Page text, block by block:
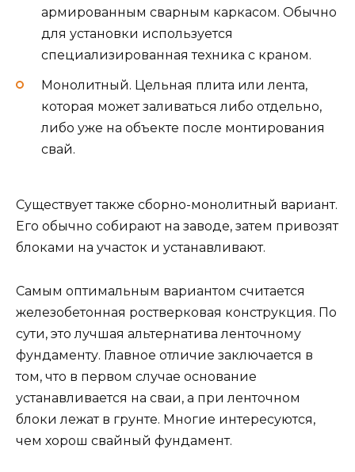
армированным сварным каркасом. Обычно
для установки используется
специализированная техника с краном.
Монолитный. Цельная плита или лента,
которая может заливаться либо отдельно,
либо уже на объекте после монтирования
свай.
Существует также сборно-монолитный вариант.
Его обычно собирают на заводе, затем привозят
блоками на участок и устанавливают.
Самым оптимальным вариантом считается
железобетонная ростверковая конструкция. По
сути, это лучшая альтернатива ленточному
фундаменту. Главное отличие заключается в
том, что в первом случае основание
устанавливается на сваи, а при ленточном
блоки лежат в грунте. Многие интересуются,
чем хорош свайный фундамент.